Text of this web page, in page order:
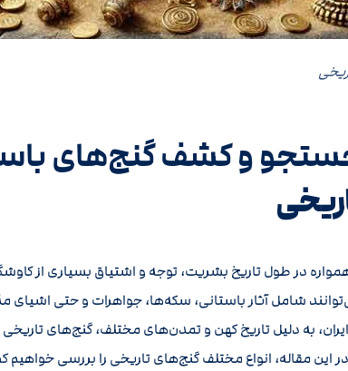
و کشف گنج‌های
در طول تاریخ بشریت، توجه و اشتیاق بسیاری از
شامل آثار باستانی، سکه‌ها، جواهرات و حتی
ایران، به دلیل تاریخ کهن و تمدن‌های مختلف، گنج‌های
مقاله، انواع مختلف گنج‌های تاریخی را بررسی خواهیم